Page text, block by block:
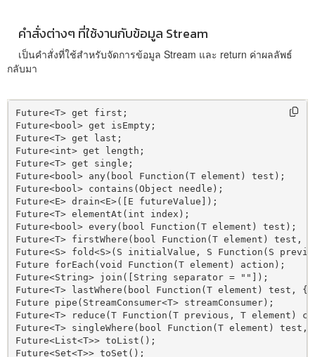
คำสั่งต่างๆ ที่ใช้งานกับข้อมูล Stream
เป็นคำสั่งที่ใช้สำหรับจัดการข้อมูล Stream และ return ค่าผลลัพธ์
กลับมา
Future<T> get first;
Future<bool> get isEmpty;
Future<T> get last;
Future<int> get length;
Future<T> get single;
Future<bool> any(bool Function(T element) test);
Future<bool> contains(Object needle);
Future<E> drain<E>([E futureValue]);
Future<T> elementAt(int index);
Future<bool> every(bool Function(T element) test);
Future<T> firstWhere(bool Function(T element) test,
Future<S> fold<S>(S initialValue, S Function(S
Future forEach(void Function(T element) action);
Future<String> join([String separator = ""]);
Future<T> lastWhere(bool Function(T element) test,
Future pipe(StreamConsumer<T> streamConsumer);
Future<T> reduce(T Function(T previous, T element)
Future<T> singleWhere(bool Function(T element)
Future<List<T>> toList();
Future<Set<T>> toSet();